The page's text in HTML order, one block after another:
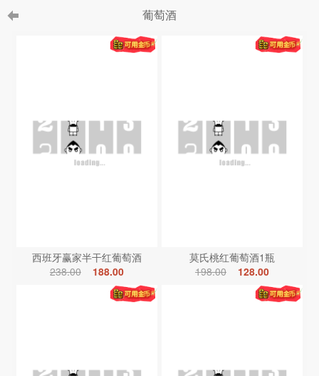
葡萄酒
西班牙赢家半干红葡萄酒
238.00
188.00
莫氏桃红葡萄酒1瓶
198.00
128.00